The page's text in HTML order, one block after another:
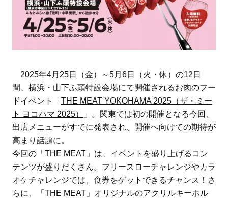
2025年4月25日（金）～5月6日（火・休）の12日
間、横浜・山下ふ頭特設会場にて開催されるお肉のフー
ドイベント「 THE MEAT YOKOHAMA 2025（ザ・ミー
ト ヨコハマ 2025）
」。関東では初の開催となる今回、
出店メニューがすでに発表され、開催へ向けての期待が
高まり話題に。
今回の「THE MEAT」は、イベントを盛り上げるコン
テンツが盛りだくさん。フリースローチャレンジやカラ
オケチャレンジでは、食券をゲットできるチャンス！さ
らに、「­THE MEAT」オリジナルのアクリルキーホル